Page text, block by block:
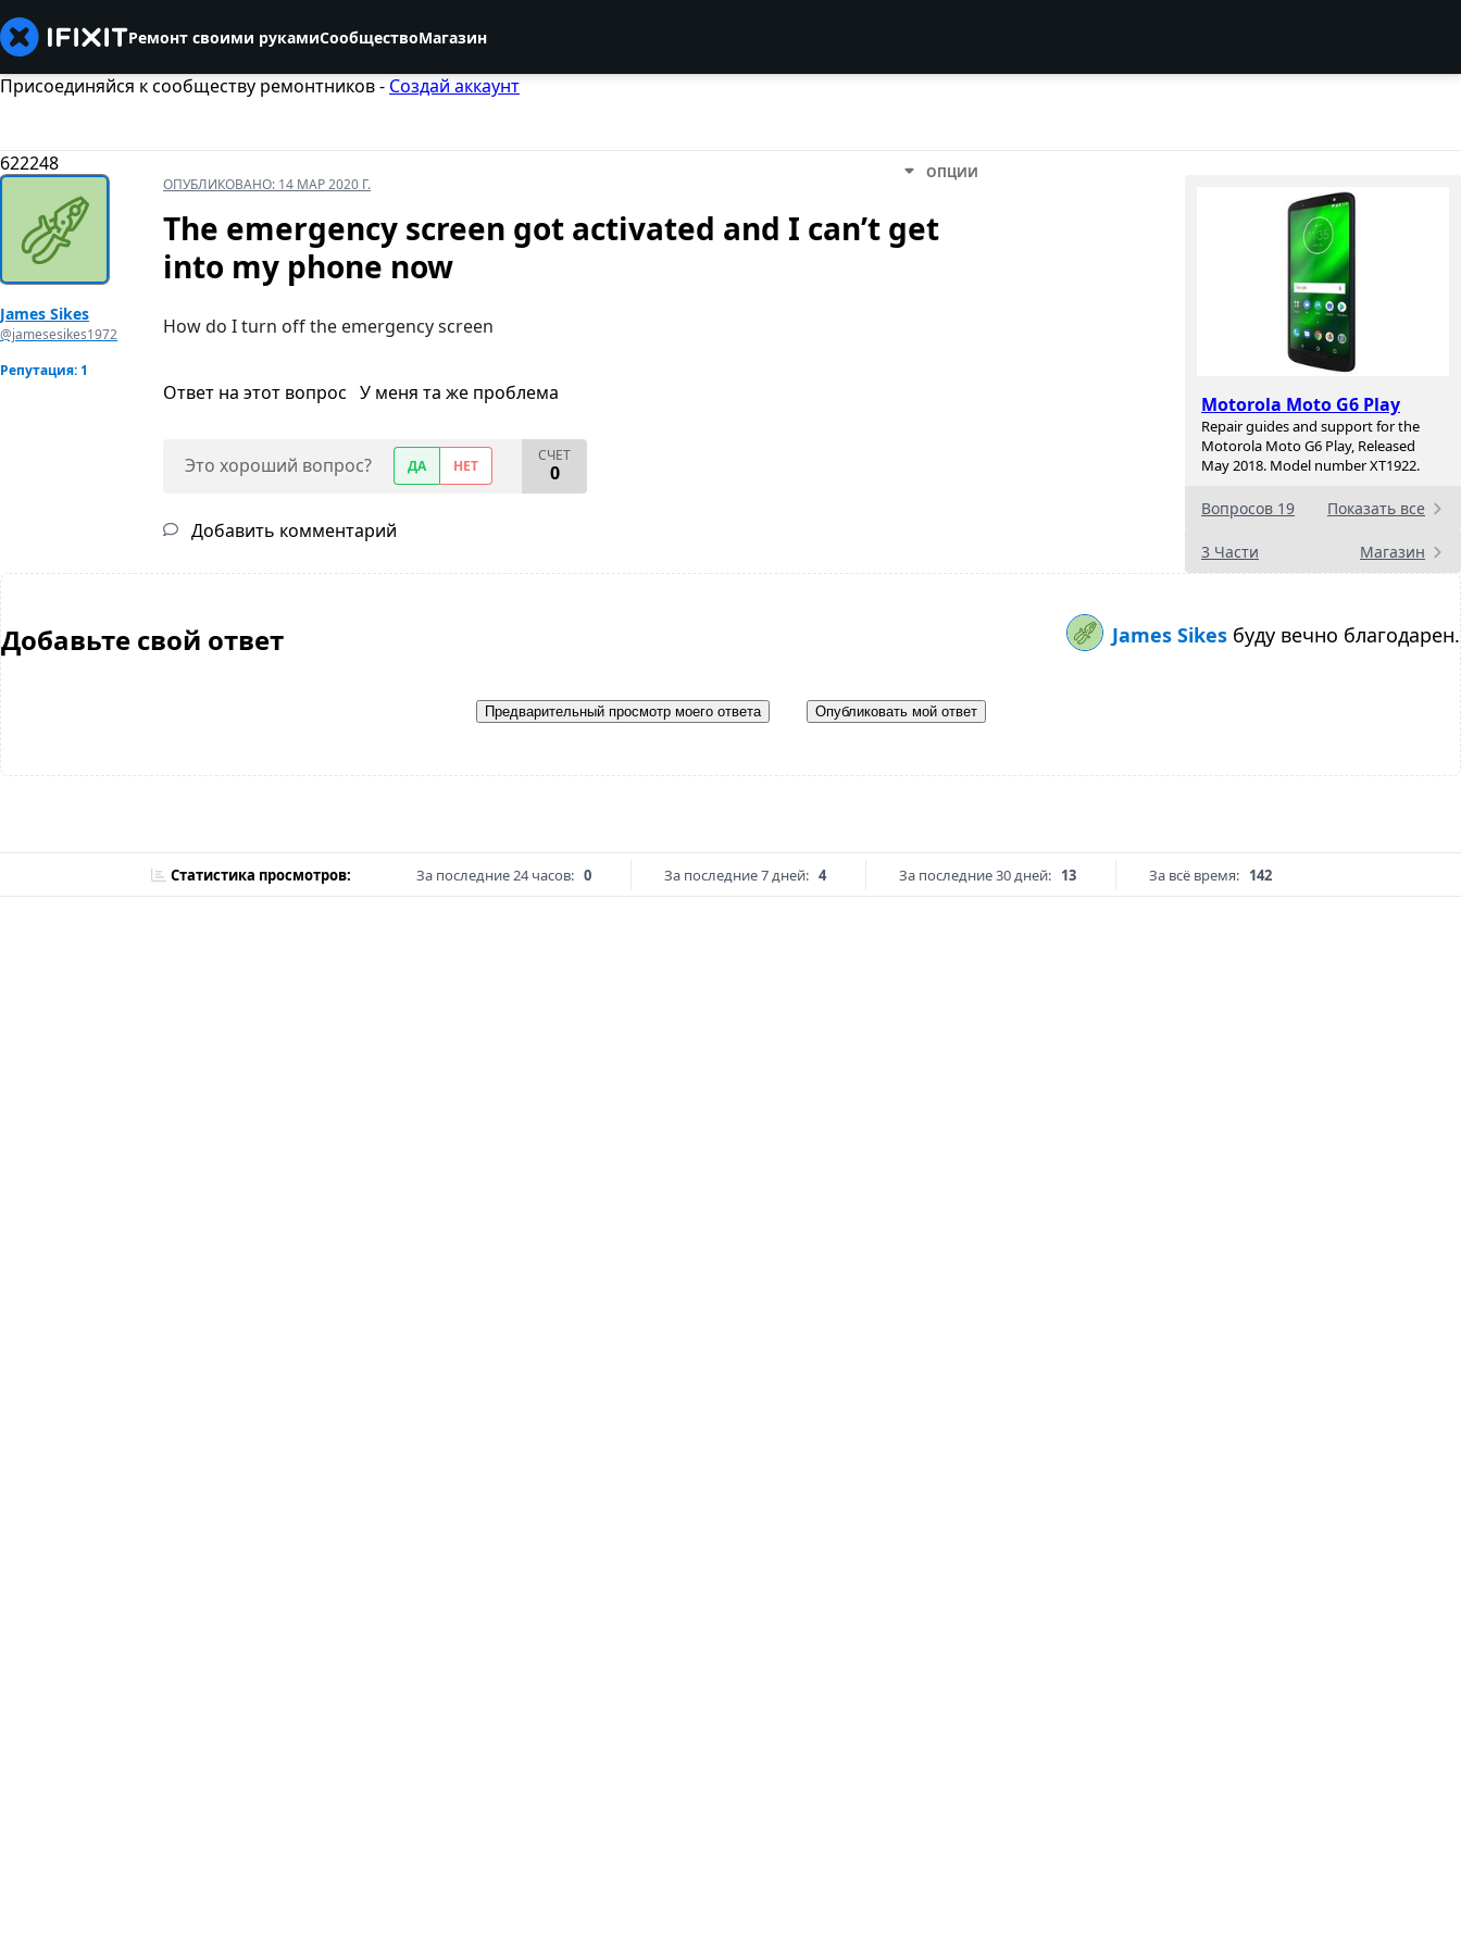
Ремонт своими рукамиСообществоМагазин
Присоединяйся к сообществу ремонтников - Создай аккаунт
622248
Motorola Moto G6 Play
Repair guides and support for the
Motorola Moto G6 Play, Released
May 2018. Model number XT1922.
Вопросов 19 Показать все
3 Части Магазин
James Sikes
@jamesesikes1972
Репутация: 1
ОПУБЛИКОВАНО: 14 МАР 2020 Г.
ОПЦИИ
The emergency screen got activated and I can’t get
into my phone now
How do I turn off the emergency screen
Ответ на этот вопрос У меня та же проблема
Это хороший вопрос? ДА НЕТ
СЧЕТ
0
Добавить комментарий
Добавьте свой ответ James Sikes буду вечно благодарен.
Предварительный просмотр моего ответа Опубликовать мой ответ
Статистика просмотров: За последние 24 часов: 0 За последние 7 дней: 4 За последние 30 дней: 13 За всё время: 142